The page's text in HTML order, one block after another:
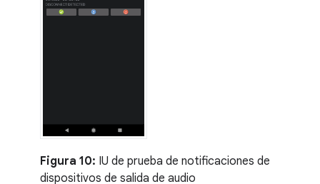
Figura 10: IU de prueba de notificaciones de
dispositivos de salida de audio